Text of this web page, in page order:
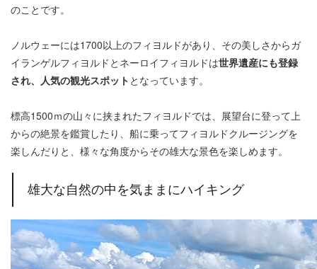
のことです。
ノルウェーには1700以上のフィヨルドがあり、その美しさからガ
イランゲルフィヨルドとネーロイフィヨルドは世界遺産にも登録
され、人気の観光スポット となっています。
標高1500ｍの山々に挟まれたフィヨルドでは、展望台に登って上
からの絶景を鑑賞したり、船に乗ってフィヨルドクルージングを
楽しんだりと、様々な角度からその雄大な景色を楽しめます。
雄大な自然の中を気ままにハイキング